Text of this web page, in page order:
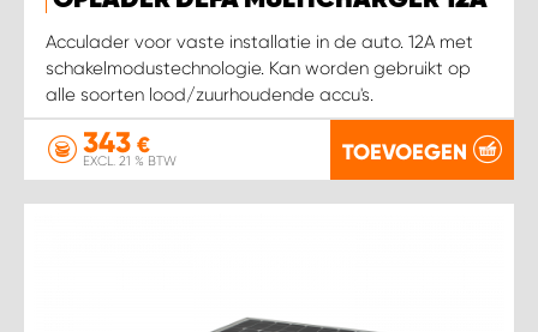
Acculader voor vaste installatie in de auto. 12A met
schakelmodustechnologie. Kan worden gebruikt op
alle soorten lood/zuurhoudende accu's.
343 €
EXCL. 21 % BTW TOEVOEGEN